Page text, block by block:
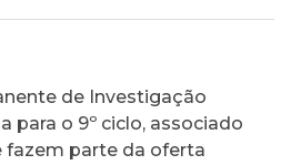
de Investigação
para o 9º ciclo, associado
fazem parte da oferta